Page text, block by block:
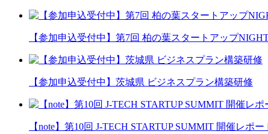
【参加申込受付中】第7回 柏の葉スタートアップ
【参加申込受付中】茨城県 ビジネスプラン構築研修
【note】第10回 J-TECH STARTUP SUMMIT 開催レポー